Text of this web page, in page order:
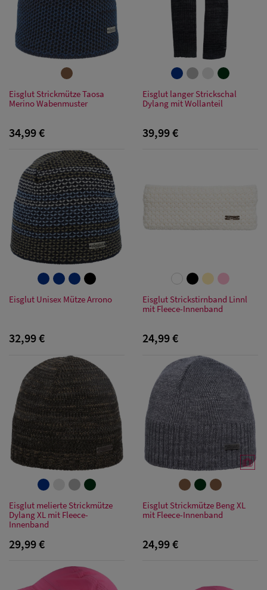
Damen Caps
Damen
Baseball Caps
Damen UV-
Schutz Caps
Damen
Bandana Caps
Eisglut Strickmütze Taosa
Merino Wabenmuster
34,99 €
Eisglut langer Strickschal
Dylang mit Wollanteil
39,99 €
Eisglut Unisex Mütze Arrono
32,99 €
Eisglut Strickstirnband Linnl
mit Fleece-Innenband
24,99 €
Eisglut melierte Strickmütze
Dylang XL mit Fleece-
Innenband
29,99 €
Eisglut Strickmütze Beng XL
mit Fleece-Innenband
24,99 €